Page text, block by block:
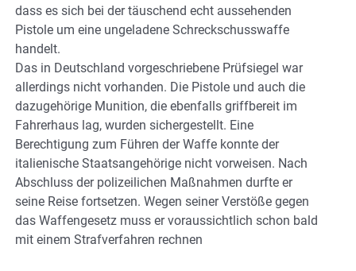
dass es sich bei der täuschend echt aussehenden
Pistole um eine ungeladene Schreckschusswaffe
handelt.
Das in Deutschland vorgeschriebene Prüfsiegel war
allerdings nicht vorhanden. Die Pistole und auch die
dazugehörige Munition, die ebenfalls griffbereit im
Fahrerhaus lag, wurden sichergestellt. Eine
Berechtigung zum Führen der Waffe konnte der
italienische Staatsangehörige nicht vorweisen. Nach
Abschluss der polizeilichen Maßnahmen durfte er
seine Reise fortsetzen. Wegen seiner Verstöße gegen
das Waffengesetz muss er voraussichtlich schon bald
mit einem Strafverfahren rechnen